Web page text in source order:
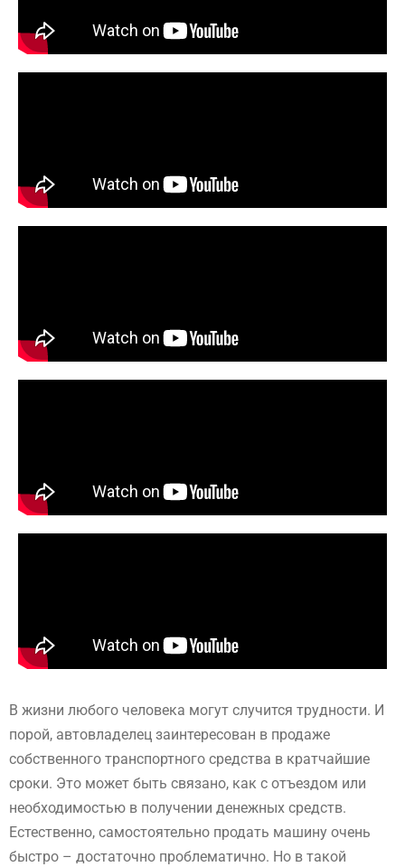
В жизни любого человека могут случится трудности. И
порой, автовладелец заинтересован в продаже
собственного транспортного средства в кратчайшие
сроки. Это может быть связано, как с отъездом или
необходимостью в получении денежных средств.
Естественно, самостоятельно продать машину очень
быстро – достаточно проблематично. Но в такой